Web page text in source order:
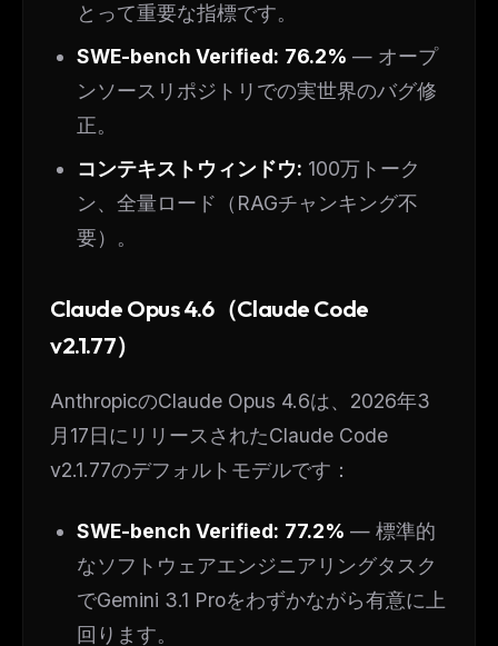
とって重要な指標です。
SWE-bench Verified: 76.2% — オープ
ンソースリポジトリでの実世界のバグ修
正。
コンテキストウィンドウ: 100万トーク
ン、全量ロード（RAGチャンキング不
要）。
Claude Opus 4.6（Claude Code
v2.1.77）
AnthropicのClaude Opus 4.6は、2026年3
月17日にリリースされたClaude Code
v2.1.77のデフォルトモデルです：
SWE-bench Verified: 77.2% — 標準的
なソフトウェアエンジニアリングタスク
でGemini 3.1 Proをわずかながら有意に上
回ります。
THIS WEEK'S DIGEST
MCP pick of the week
Rules & workflow pack
Free · Weekly · 2 min read
FREE NEWSLETTER